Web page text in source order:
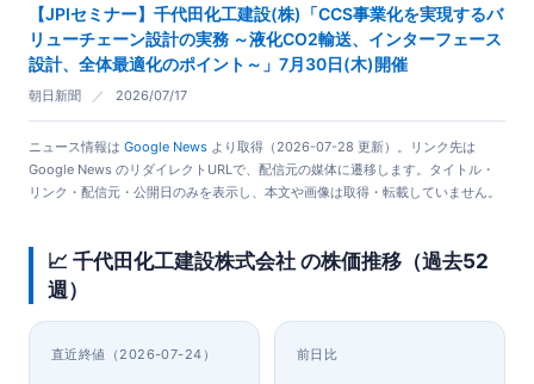
【JPIセミナー】千代田化工建設(株)「CCS事業化を実現するバ
リューチェーン設計の実務 ～液化CO2輸送、インターフェース
設計、全体最適化のポイント～」7月30日(木)開催
朝日新聞 ／ 2026/07/17
ニュース情報は Google News より取得（2026-07-28 更新）。リンク先は
Google News のリダイレクトURLで、配信元の媒体に遷移します。タイトル・
リンク・配信元・公開日のみを表示し、本文や画像は取得・転載していません。
📈 千代田化工建設株式会社 の株価推移（過去52
週）
直近終値（2026-07-24） 前日比